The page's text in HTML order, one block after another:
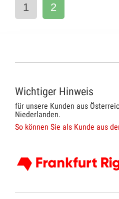
1 2
Wichtiger Hinweis
für unsere Kunden aus
Niederlanden.
So können Sie als Kunde aus